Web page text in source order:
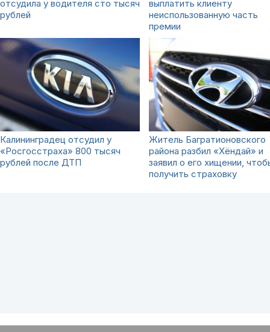
отсудила у водителя сто тысяч
рублей
выплатить клиенту
неиспользованную часть
премии
Калининградец отсудил у
«Росгосстраха» 800 тысяч
рублей после ДТП
Житель Багратионовского
района разбил «Хёндай» и
заявил о его хищении,
получить страховку